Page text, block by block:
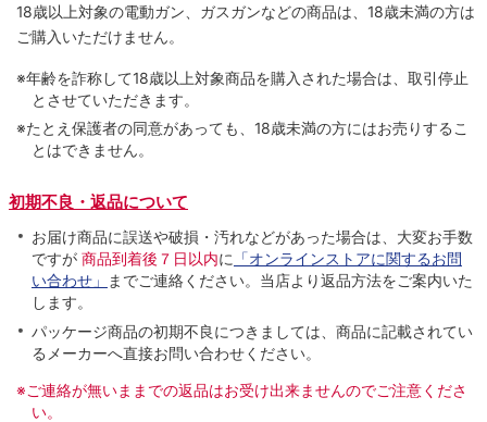
18歳以上対象の電動ガン、ガスガンなどの商品は、18歳未満の方は
ご購入いただけません。
※年齢を詐称して18歳以上対象商品を購入された場合は、取引停止
とさせていただきます。
※たとえ保護者の同意があっても、18歳未満の方にはお売りするこ
とはできません。
初期不良・返品について
お届け商品に誤送や破損・汚れなどがあった場合は、大変お手数
ですが 商品到着後７日以内に 「オンラインストアに関するお問
い合わせ」
までご連絡ください。当店より返品方法をご案内いた
します。
パッケージ商品の初期不良につきましては、商品に記載されてい
るメーカーへ直接お問い合わせください。
※ご連絡が無いままでの返品はお受け出来ませんのでご注意くださ
い。